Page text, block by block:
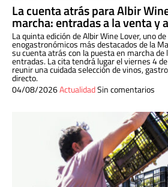
La cuenta atrás para Albir
marcha: entradas a la venta y
La quinta edición de Albir Wine Lover, uno
enogastronómicos más destacados de la
su cuenta atrás con la puesta en marcha
entradas. La cita tendrá lugar el viernes 4
reunir una cuidada selección de vinos,
directo.
04/08/2026ActualidadSin comentarios